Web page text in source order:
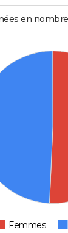
en nombre
Femmes